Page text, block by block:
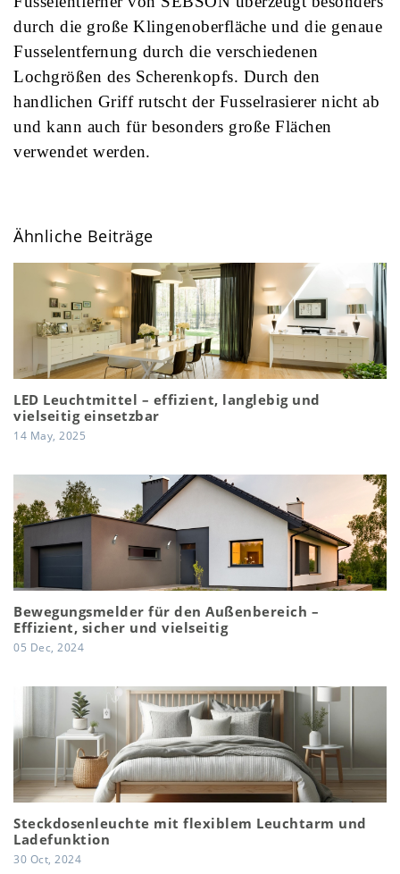
durch die große Klingenoberfläche und die genaue
Fusselentfernung durch die verschiedenen
Lochgrößen des Scherenkopfs. Durch den
handlichen Griff rutscht der Fusselrasierer nicht ab
und kann auch für besonders große Flächen
verwendet werden.
Ähnliche Beiträge
LED Leuchtmittel – effizient, langlebig und
vielseitig einsetzbar
14 May, 2025
Bewegungsmelder für den Außenbereich –
Effizient, sicher und vielseitig
05 Dec, 2024
Steckdosenleuchte mit flexiblem Leuchtarm und
Ladefunktion
30 Oct, 2024